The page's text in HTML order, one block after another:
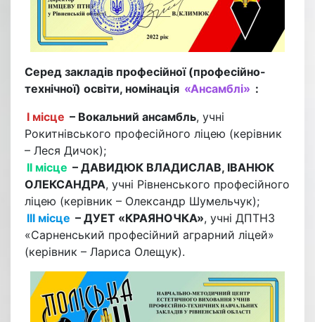
Серед закладів професійної (професійно-
технічної) освіти, номінація «Ансамблі» :
І місце – Вокальний ансамбль, учні
Рокитнівського професійного ліцею (керівник
– Леся Дичок);
ІІ місце – ДАВИДЮК ВЛАДИСЛАВ, ІВАНЮК
ОЛЕКСАНДРА, учні Рівненського професійного
ліцею (керівник – Олександр Шумельчук);
ІІІ місце – ДУЕТ «КРАЯНОЧКА», учні ДПТНЗ
«Сарненський професійний аграрний ліцей»
(керівник – Лариса Олещук).